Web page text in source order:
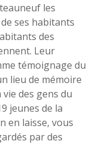
les
ses habitants
des
Leur
témoignage du
lieu de mémoire
des gens du
jeunes de la
en laisse, vous
par des